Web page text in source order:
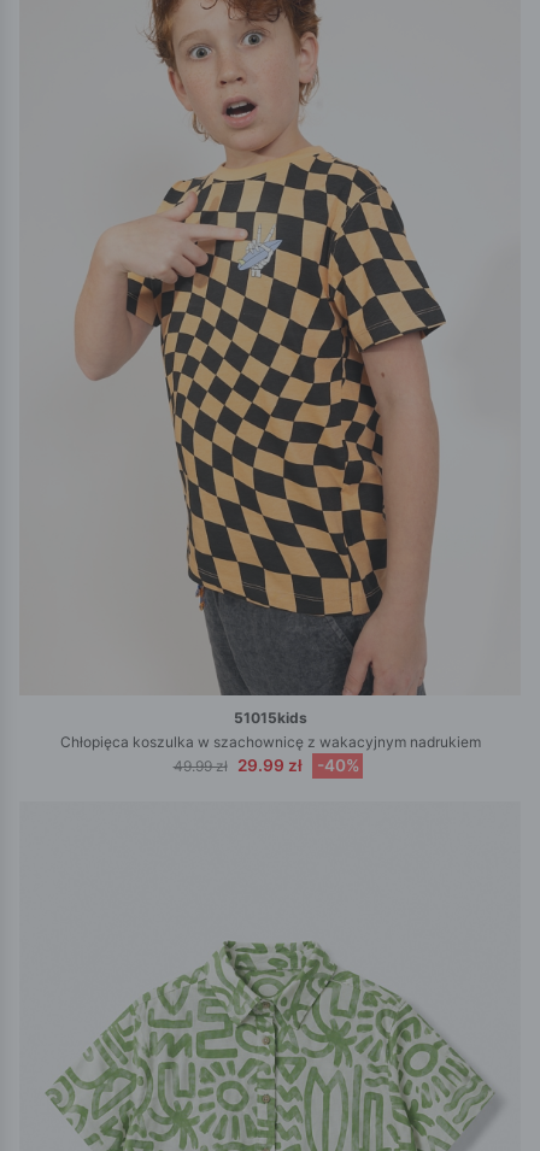
51015kids
Chłopięca koszulka w szachownicę z wakacyjnym nadrukiem
49.99 zł
29.99 zł -40%